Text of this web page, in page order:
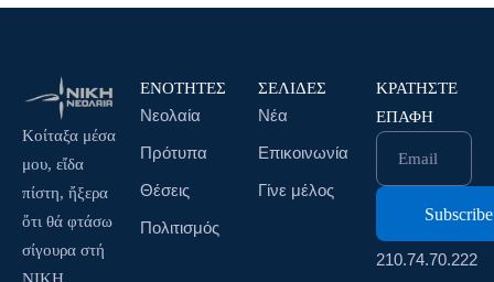
Κοίταξα μέσα
μου, εἴδα
πίστη, ἤξερα
ὄτι θά φτάσω
σίγουρα στή
ΕΝΟΤΗΤΕΣ
Νεολαία
Πρότυπα
Θέσεις
Πολιτισμός
ΣΕΛΙΔΕΣ
Νέα
Επικοινωνία
Γίνε μέλος
ΚΡΑΤΉΣΤΕ
ΕΠΑΦΉ
Email
210.74.70.222